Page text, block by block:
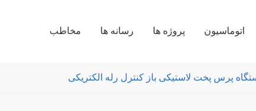
اتوماسیون پروژه ها رسانه ها مخاطب
پرس پخت لاستیکی باز کنترل رله الکتریکی